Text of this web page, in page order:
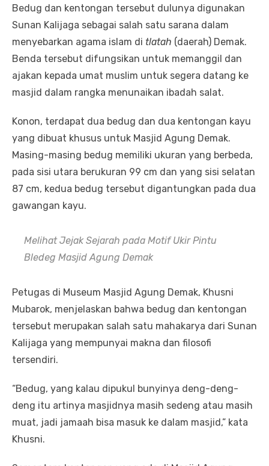
Bedug dan kentongan tersebut dulunya digunakan
Sunan Kalijaga sebagai salah satu sarana dalam
menyebarkan agama islam di tlatah (daerah) Demak.
Benda tersebut difungsikan untuk memanggil dan
ajakan kepada umat muslim untuk segera datang ke
masjid dalam rangka menunaikan ibadah salat.
Konon, terdapat dua bedug dan dua kentongan kayu
yang dibuat khusus untuk Masjid Agung Demak.
Masing-masing bedug memiliki ukuran yang berbeda,
pada sisi utara berukuran 99 cm dan yang sisi selatan
87 cm, kedua bedug tersebut digantungkan pada dua
gawangan kayu.
Melihat Jejak Sejarah pada Motif Ukir Pintu
Bledeg Masjid Agung Demak
Petugas di Museum Masjid Agung Demak, Khusni
Mubarok, menjelaskan bahwa bedug dan kentongan
tersebut merupakan salah satu mahakarya dari Sunan
Kalijaga yang mempunyai makna dan filosofi
tersendiri.
“Bedug, yang kalau dipukul bunyinya deng-deng-
deng itu artinya masjidnya masih sedeng atau masih
muat, jadi jamaah bisa masuk ke dalam masjid,” kata
Khusni.